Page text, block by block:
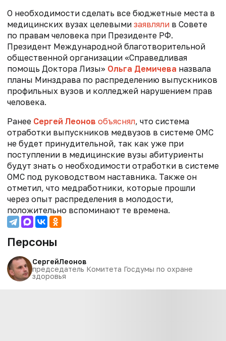
О необходимости сделать все бюджетные места в
медицинских вузах целевыми заявляли в Совете
по правам человека при Президенте РФ.
Президент Международной благотворительной
общественной организации «Справедливая
помощь Доктора Лизы» Ольга Демичева назвала
планы Минздрава по распределению выпускников
профильных вузов и колледжей нарушением прав
человека.
Ранее Сергей Леонов объяснял, что система
отработки выпускников медвузов в системе ОМС
не будет принудительной, так как уже при
поступлении в медицинские вузы абитуриенты
будут знать о необходимости отработки в системе
ОМС под руководством наставника. Также он
отметил, что медработники, которые прошли
через опыт распределения в молодости,
положительно вспоминают те времена.
Персоны
СергейЛеонов
председатель Комитета Госдумы по охране
здоровья